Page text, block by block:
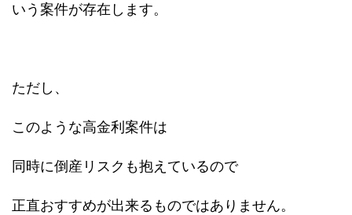
いう案件が存在します。
ただし、
このような高金利案件は
同時に倒産リスクも抱えているので
正直おすすめが出来るものではありません。